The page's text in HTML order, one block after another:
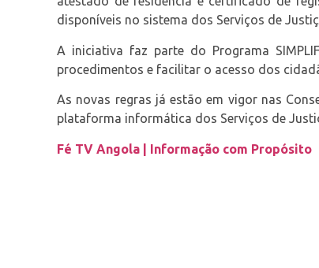
disponíveis no sistema dos Serviços de
A iniciativa faz parte do Programa
procedimentos e facilitar o acesso dos
As novas regras já estão em vigor nas
plataforma informática dos Serviços de
Fé TV Angola | Informação com Propósito